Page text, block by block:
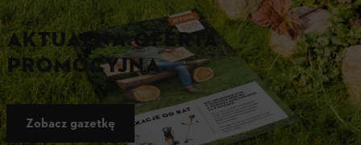
AKTUALNA OFERTA
PROMOCYJNA
Zobacz gazetkę